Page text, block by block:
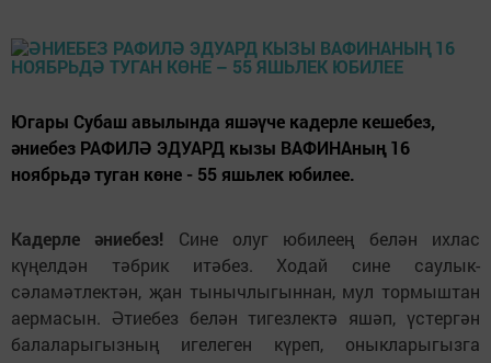
Югары Субаш авылында яшәүче кадерле кешебез,
әниебез РАФИЛӘ ЭДУАРД кызы ВАФИНАның 16
ноябрьдә туган көне - 55 яшьлек юбилее.
Кадерле әниебез! Сине олуг юбилеең белән ихлас
күңелдән тәбрик итәбез. Ходай сине саулык-
сәламәтлектән, җан тынычлыгыннан, мул тормыштан
аермасын. Әтиебез белән тигезлектә яшәп, үстергән
балаларыгызның игелеген күреп, оныкларыгызга